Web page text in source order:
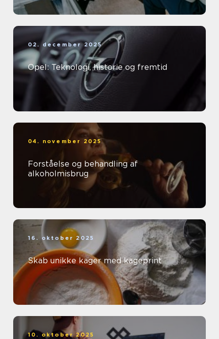
02. december 2025
Opel: Teknologi, historie og fremtid
04. november 2025
Forståelse og behandling af
alkoholmisbrug
16. oktober 2025
Skab unikke kager med kageprint
10. oktober 2025